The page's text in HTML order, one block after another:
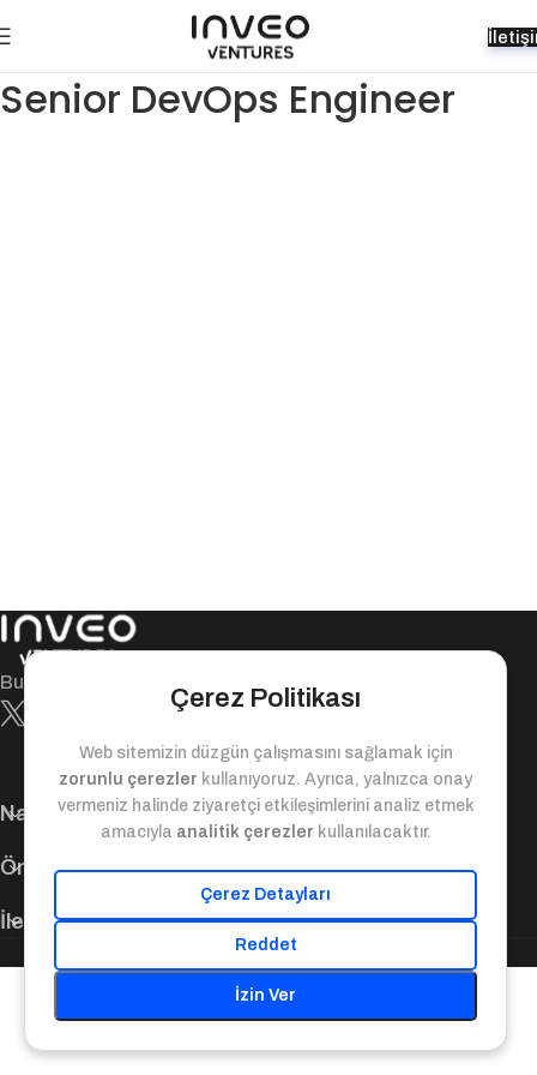
Senior DevOps Engineer
Bugün ile yarın arasındaki değer köprüsü!
Navigasyon
Önemli Bağlantılar
İletişim Bilgileri
© 2025. Inveo Ventures. Tüm Hakları Saklıdır.
Çerez Politikası
Web sitemizin düzgün çalışmasını sağlamak için
zorunlu çerezler kullanıyoruz. Ayrıca, yalnızca onay
vermeniz halinde ziyaretçi etkileşimlerini analiz etmek
amacıyla analitik çerezler kullanılacaktır.
Çerez Detayları
Reddet
İzin Ver